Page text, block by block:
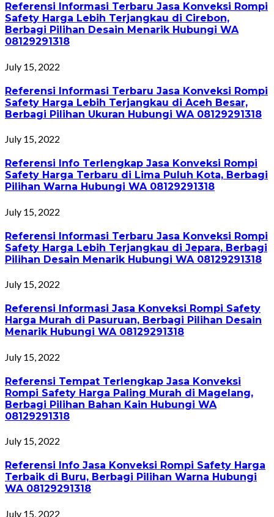
Referensi Informasi Terbaru Jasa Konveksi Rompi
Safety Harga Lebih Terjangkau di Cirebon,
Berbagi Pilihan Desain Menarik Hubungi WA
08129291318
July 15, 2022
Referensi Informasi Terbaru Jasa Konveksi Rompi
Safety Harga Lebih Terjangkau di Aceh Besar,
Berbagi Pilihan Ukuran Hubungi WA 08129291318
July 15, 2022
Referensi Info Terlengkap Jasa Konveksi Rompi
Safety Harga Terbaru di Lima Puluh Kota, Berbagi
Pilihan Warna Hubungi WA 08129291318
July 15, 2022
Referensi Informasi Terbaru Jasa Konveksi Rompi
Safety Harga Lebih Terjangkau di Jepara, Berbagi
Pilihan Desain Menarik Hubungi WA 08129291318
July 15, 2022
Referensi Informasi Jasa Konveksi Rompi Safety
Harga Murah di Pasuruan, Berbagi Pilihan Desain
Menarik Hubungi WA 08129291318
July 15, 2022
Referensi Tempat Terlengkap Jasa Konveksi
Rompi Safety Harga Paling Murah di Magelang,
Berbagi Pilihan Bahan Kain Hubungi WA
08129291318
July 15, 2022
Referensi Info Jasa Konveksi Rompi Safety Harga
Terbaik di Buru, Berbagi Pilihan Warna Hubungi
WA 08129291318
July 15, 2022